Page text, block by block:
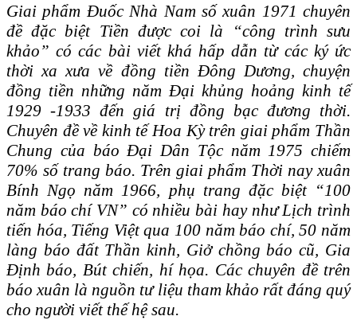
Giai phẩm Đuốc Nhà Nam số xuân 1971 chuyên
đề đặc biệt Tiền được coi là “công trình sưu
khảo” có các bài viết khá hấp dẫn từ các ký ức
thời xa xưa về đồng tiền Đông Dương, chuyện
đồng tiền những năm Đại khủng hoảng kinh tế
1929 -1933 đến giá trị đồng bạc đương thời.
Chuyên đề về kinh tế Hoa Kỳ trên giai phẩm Thần
Chung của báo Đại Dân Tộc năm 1975 chiếm
70% số trang báo. Trên giai phẩm Thời nay xuân
Bính Ngọ năm 1966, phụ trang đặc biệt “100
năm báo chí VN” có nhiều bài hay như Lịch trình
tiến hóa, Tiếng Việt qua 100 năm báo chí, 50 năm
làng báo đất Thần kinh, Giở chồng báo cũ, Gia
Định báo, Bút chiến, hí họa. Các chuyên đề trên
báo xuân là nguồn tư liệu tham khảo rất đáng quý
cho người viết thế hệ sau.